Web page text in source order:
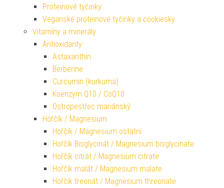
Proteinové tyčinky
Veganské proteinové tyčinky a cookiesky
Vitamíny a minerály
Antioxidanty
Astaxanthin
Berberine
Curcumin (kurkuma)
Koenzym Q10 / CoQ10
Ostropestřec mariánský
Hořčík / Magnesium
Hořčík / Magnesium ostatní
Hořčík Bisglycinát / Magnesium bisglycinate
Hořčík citrát / Magnesium citrate
Hořčík malát / Magnesium malate
Hořčík treonát / Magnesium threonate